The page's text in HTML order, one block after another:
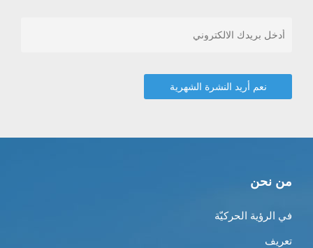
من نحن
في الرؤية الحركيّة
تعريف